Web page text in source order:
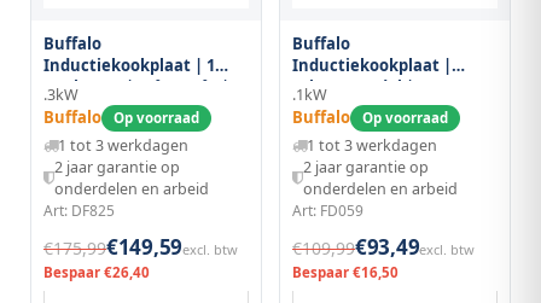
Buffalo
Inductiekookplaat | 1
Kookpunt | 60°c/240°c |
3kw (230v) |
Touchbediening |
338x418x84(h)mm
.3kW
Buffalo Op voorraad
1 tot 3 werkdagen
2 jaar garantie op
onderdelen en arbeid
Art: DF825
€175,99€149,59excl. btw
Bespaar €26,40
Buffalo
Inductiekookplaat |
Inbouwmodel | 1
Kookpunt | 1kw (230v) |
ø245x68(h)mm
.1kW
Buffalo Op voorraad
1 tot 3 werkdagen
2 jaar garantie op
onderdelen en arbeid
Art: FD059
€109,99€93,49excl. btw
Bespaar €16,50